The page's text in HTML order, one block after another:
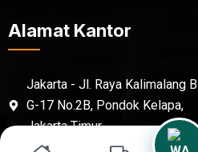
Alamat Kantor
Jakarta - Jl. Raya Kalimalang
G-17 No.2B, Pondok Kelapa,
Jakarta Timur,